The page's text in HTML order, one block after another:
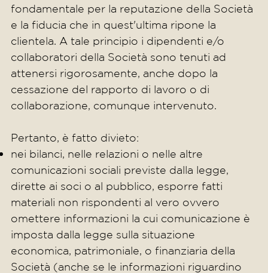
fondamentale per la reputazione della Società
e la fiducia che in quest'ultima ripone la
clientela. A tale principio i dipendenti e/o
collaboratori della Società sono tenuti ad
attenersi rigorosamente, anche dopo la
cessazione del rapporto di lavoro o di
collaborazione, comunque intervenuto.
Pertanto, è fatto divieto:
nei bilanci, nelle relazioni o nelle altre
comunicazioni sociali previste dalla legge,
dirette ai soci o al pubblico, esporre fatti
materiali non rispondenti al vero ovvero
omettere informazioni la cui comunicazione è
imposta dalla legge sulla situazione
economica, patrimoniale, o finanziaria della
Società (anche se le informazioni riguardino